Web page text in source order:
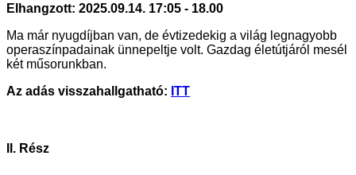
Elhangzott: 2025.09.14. 17:05 - 18.00
Ma már nyugdíjban van, de évtizedekig a világ legnagyobb
operaszínpadainak ünnepeltje volt. Gazdag életútjáról mesél
két műsorunkban.
Az adás visszahallgatható: ITT
II. Rész